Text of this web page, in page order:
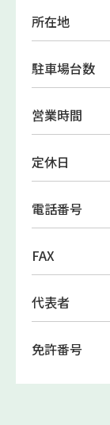
所在地
駐車場台数
営業時間
定休日
電話番号
FAX
代表者
免許番号